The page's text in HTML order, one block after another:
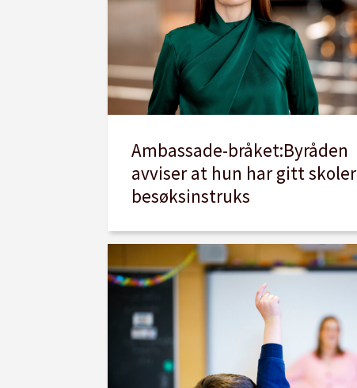
Ambassade-bråket:Byråden
avviser at hun har gitt skoler
besøksinstruks